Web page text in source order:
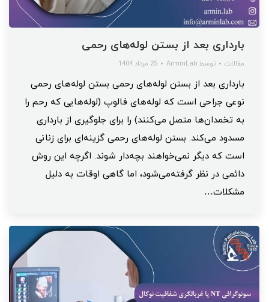
بارداری بعد از بستن لوله‌های رحمی
مقالات توسط ArminLab 25 مرداد 1404
بارداری بعد از بستن لوله‌های رحمی بستن لوله‌های رحمی
نوعی جراحی است که لوله‌های فالوپ (لوله‌هایی که رحم را
به تخمدان‌ها متصل می‌کنند) را برای جلوگیری از بارداری
مسدود می‌کند. بستن لوله‌های رحمی گزینه‌ای برای زنانی
است که دیگر نمی‌خواهند بچه‌دار شوند. اگرچه این روش
دائمی در نظر گرفته‌می‌شود، اما گاهی اوقات به دلیل
مشکلات…